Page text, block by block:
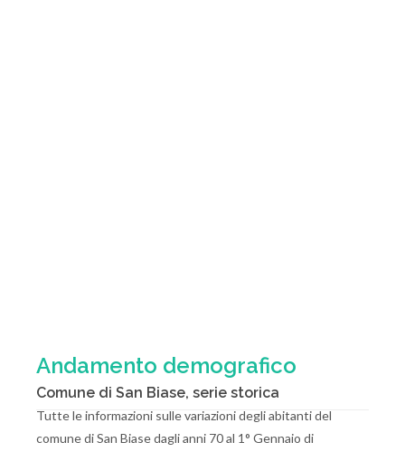
Andamento demografico
Comune di San Biase, serie storica
Tutte le informazioni sulle variazioni degli abitanti del
comune di San Biase dagli anni 70 al 1° Gennaio di